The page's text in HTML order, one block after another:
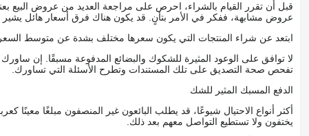
قبل أن تقرر القيام بالشراء، احرص على مراجعة العديد من عروض البيع
عروض مشابهة، ففكر في الأمر بتأنٍ. قد يكون هناك فرق أسعار هائل يشير
ابتعد عن شراء المنتجات التي يكون سعرها مختلف بشدة عن متوسط
لا توافق على الوعود المثيرة للشكوك والبضائع المدفوعة مسبقًا. إن
تفحص صحة التصديق على تلك المستندات وتطرح الأسئلة التي تساورك.
الدفع المسبك المثير للشك
أكثر أنواع الاحتيال شيوعًا، قد يطلب البائعون غير المنصفون مبلغًا
يختفون ولا تستطيع التواصل معهم بعد ذلك.